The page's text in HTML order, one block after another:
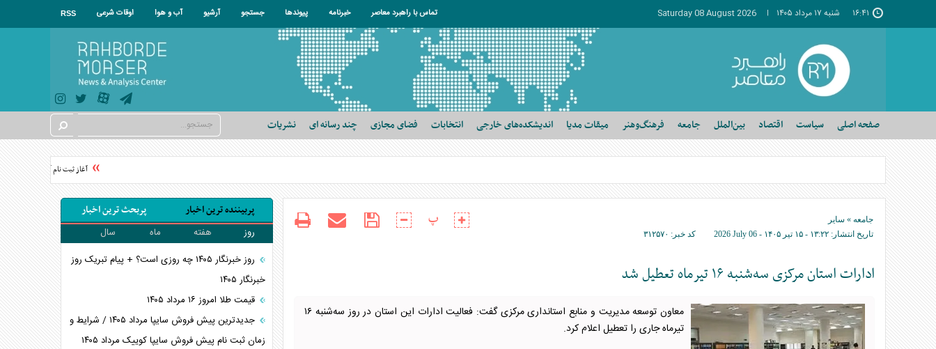
۱۶:۴۱ شنبه ۱۷ مرداد ۱۴۰۵ Saturday 08 August 2026 تماس با راهبرد معاصر خبرنامه پیوندها جستجو آرشیو آب و هوا اوقات شرعی RSS
صفحه اصلی سیاست اقتصاد بین‌الملل جامعه فرهنگ‌وهنر میقات مدیا اندیشکده‌های خارجی انتخابات فضای مجازی چند رسانه ای نشریات
آغاز ثبت نام آزمون ارشد علوم
جامعه » سایر
تاریخ انتشار: ۱۳:۲۲ - ۱۵ تير ۱۴۰۵ - 2026 July 06 کد خبر: ۳۱۲۵۷۰
پ
ادارات استان مرکزی سه‌شنبه ۱۶ تیرماه تعطیل شد
معاون توسعه مدیریت و منابع استانداری مرکزی گفت: فعالیت ادارات این استان در روز سه‌شنبه ۱۶
تیرماه جاری را تعطیل اعلام کرد.
پربیننده ترین اخبار پربحث ترین اخبار
روز هفته ماه
سال
روز خبرنگار ۱۴۰۵ چه روزی است؟ + پیام تبریک روز
خبرنگار ۱۴۰۵
قیمت طلا امروز ۱۶ مرداد ۱۴۰۵
جدیدترین پیش فروش سایپا مرداد ۱۴۰۵ / شرایط و
زمان ثبت نام پیش فروش سایپا کوییک مرداد ۱۴۰۵